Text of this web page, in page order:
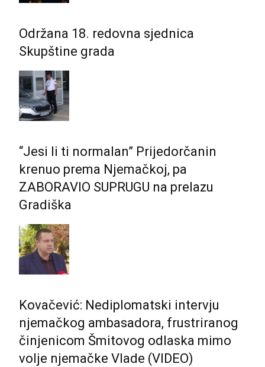
Održana 18. redovna sjednica
Skupštine grada
“Jesi li ti normalan” Prijedorčanin
krenuo prema Njemačkoj, pa
ZABORAVIO SUPRUGU na prelazu
Gradiška
Kovačević: Nediplomatski intervju
njemačkog ambasadora, frustriranog
činjenicom Šmitovog odlaska mimo
volje njemačke Vlade (VIDEO)